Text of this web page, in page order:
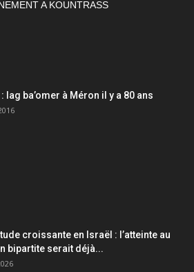
A KOUNTRASS
: lag ba’omer à Méron il y a 80 ans
croissante en Israël : l’atteinte au
bipartite serait déjà...